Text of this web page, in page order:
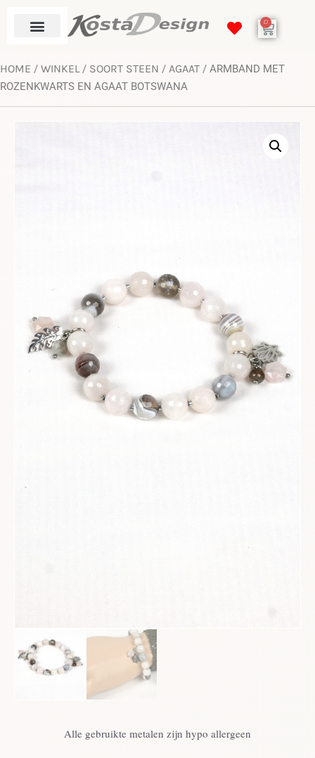
0
HOME / WINKEL/ SOORT STEEN / AGAAT / ARMBAND MET
ROZENKWARTS EN AGAAT BOTSWANA
Alle gebruikte metalen zijn hypo allergeen